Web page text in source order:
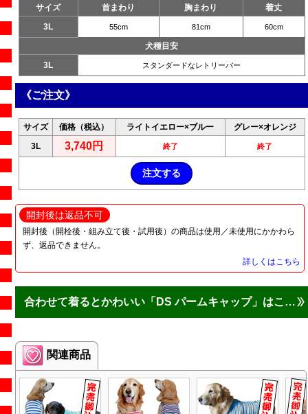
サイズ
首まわり 胸まわり
着丈
3L
55cm 81cm 60cm
犬種目安
3L
スタンダードなレトリーバー
《ご注文》
サイズ 価格（税込） ライトイエロー×ブルー
グレー×オレンジ
3L
3,740円 終了 終了
開封後は返品不可
開封後（開栓後・組み立て後・試用後）の商品は使用／未使用にかかわら
ず、返品できません。
詳しくはこちら
合わせて着るとかわいい「DS パームキャップ」はこちら
関連商品